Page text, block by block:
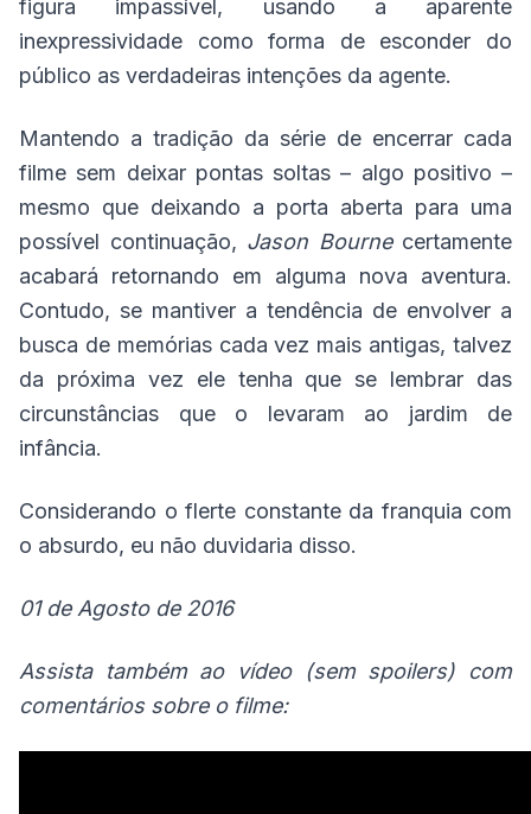
figura impassível, usando a aparente
inexpressividade como forma de esconder do
público as verdadeiras intenções da agente.
Mantendo a tradição da série de encerrar cada
filme sem deixar pontas soltas – algo positivo –
mesmo que deixando a porta aberta para uma
possível continuação, Jason Bournecertamente
acabará retornando em alguma nova aventura.
Contudo, se mantiver a tendência de envolver a
busca de memórias cada vez mais antigas, talvez
da próxima vez ele tenha que se lembrar das
circunstâncias que o levaram ao jardim de
infância.
Considerando o flerte constante da franquia com
o absurdo, eu não duvidaria disso.
01 de Agosto de 2016
Assista também ao vídeo (sem spoilers) com
comentários sobre o filme: